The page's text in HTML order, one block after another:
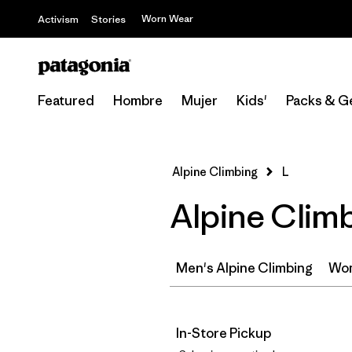
Activism Stories Worn Wear
Featured Hombre Mujer Kids' Packs &
Alpine Climbing L
Alpine
Men's Alpine Climbing
In-Store Pickup